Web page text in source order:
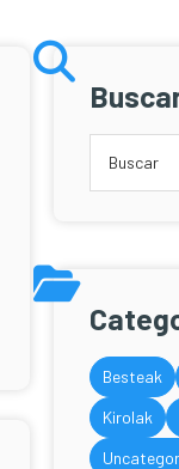
Besteak
Kirolak